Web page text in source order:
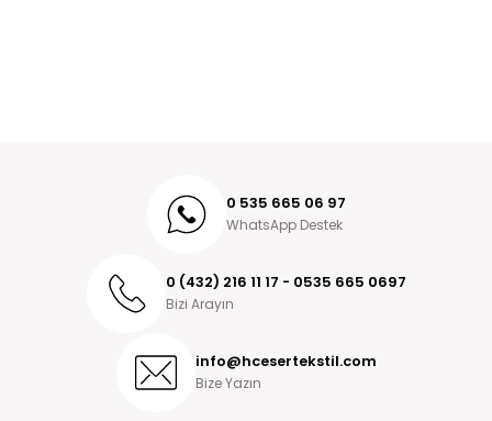
0 535 665 06 97
WhatsApp Destek
0 (432) 216 11 17 - 0535 665 0697
Bizi Arayın
info@hcesertekstil.com
Bize Yazın